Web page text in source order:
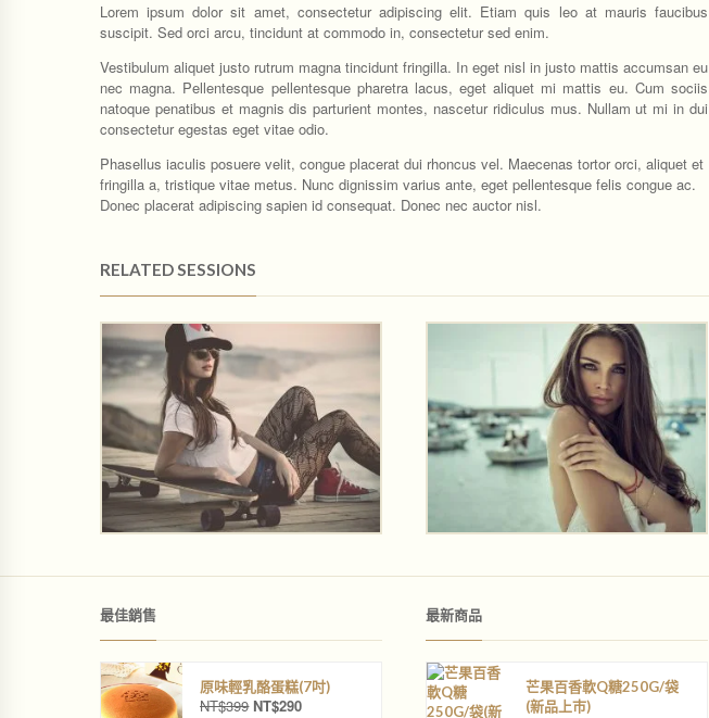
Lorem ipsum dolor sit amet, consectetur adipiscing elit. Etiam quis leo at mauris faucibus
suscipit. Sed orci arcu, tincidunt at commodo in, consectetur sed enim.
Vestibulum aliquet justo rutrum magna tincidunt fringilla. In eget nisl in justo mattis accumsan eu
nec magna. Pellentesque pellentesque pharetra lacus, eget aliquet mi mattis eu. Cum sociis
natoque penatibus et magnis dis parturient montes, nascetur ridiculus mus. Nullam ut mi in dui
consectetur egestas eget vitae odio.
Phasellus iaculis posuere velit, congue placerat dui rhoncus vel. Maecenas tortor orci, aliquet et
fringilla a, tristique vitae metus. Nunc dignissim varius ante, eget pellentesque felis congue ac.
Donec placerat adipiscing sapien id consequat. Donec nec auctor nisl.
RELATED SESSIONS
最佳銷售
原味輕乳酪蛋糕(7吋)
NT$399 原
NT$290目
最新商品
芒果百香軟Q糖250G/袋
(新品上巿)